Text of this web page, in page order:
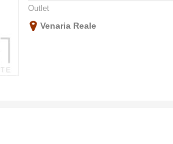
Outlet
Venaria Reale